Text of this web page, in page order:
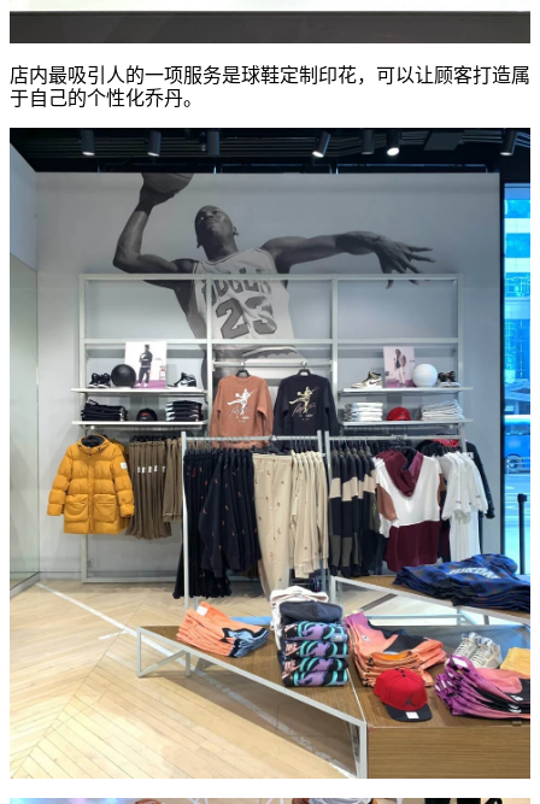
店内最吸引人的一项服务是球鞋定制印花，可以让顾客打造属
于自己的个性化乔丹。